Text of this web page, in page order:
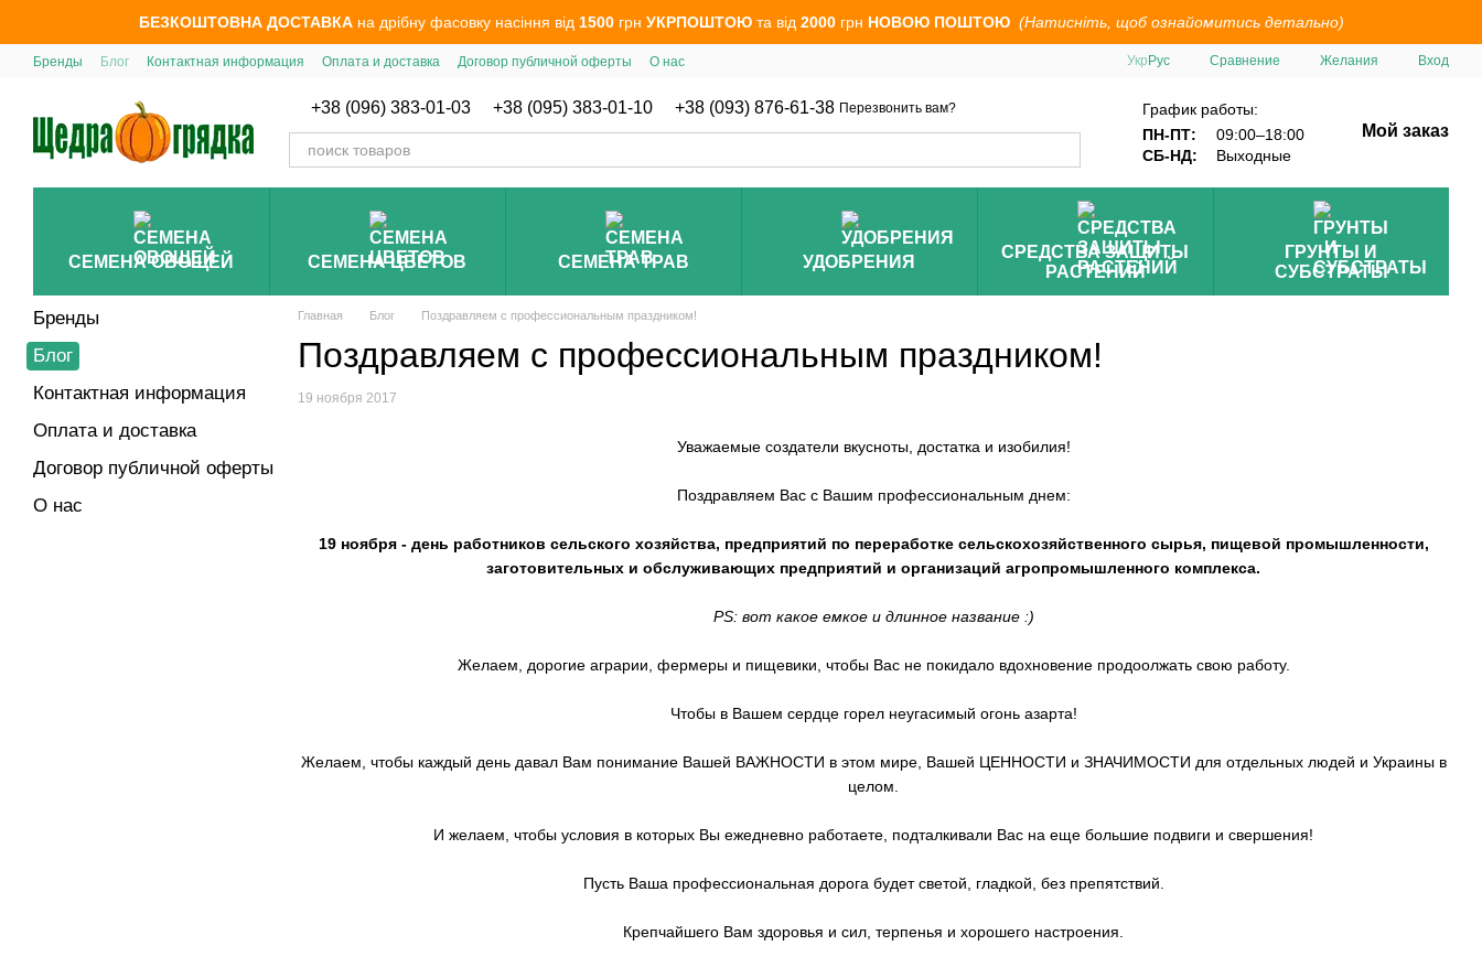
Перейти к основному контентуБЕЗКОШТОВНА ДОСТАВКА на дрібну фасовку насіння від 1500грн УКРПОШТОЮта від 2000грн НОВОЮ ПОШТОЮ (Натисніть, щоб ознайомитись детально)
Бренды Блог Контактная информация Оплата и доставка Договор публичной оферты О нас Укр Рус Сравнение Желания Вход
+38 (096) 383-01-03 +38 (095) 383-01-10 +38 (093) 876-61-38 Перезвонить вам?
График работы:
ПН-ПТ:
09:00–18:00
СБ-НД:
Выходные
Мой заказ
СЕМЕНА ОВОЩЕЙ СЕМЕНА ЦВЕТОВ СЕМЕНА ТРАВ УДОБРЕНИЯ
СРЕДСТВА ЗАЩИТЫ
РАСТЕНИЙ
ГРУНТЫ И
СУБСТРАТЫ
Главная Блог Поздравляем с профессиональным праздником!
Поздравляем с профессиональным праздником!
19 ноября 2017
Уважаемые создатели вкусноты, достатка и изобилия!
Поздравляем Вас с Вашим профессиональным днем:
19 ноября - день работников сельского хозяйства, предприятий по переработке сельскохозяйственного сырья, пищевой промышленности,
заготовительных и обслуживающих предприятий и организаций агропромышленного комплекса.
PS: вот какое емкое и длинное название :)
Желаем, дорогие аграрии, фермеры и пищевики, чтобы Вас не покидало вдохновение продоолжать свою работу.
Чтобы в Вашем сердце горел неугасимый огонь азарта!
Желаем, чтобы каждый день давал Вам понимание Вашей ВАЖНОСТИ в этом мире, Вашей ЦЕННОСТИ и ЗНАЧИМОСТИ для отдельных людей и Украины в
целом.
И желаем, чтобы условия в которых Вы ежедневно работаете, подталкивали Вас на еще большие подвиги и свершения!
Пусть Ваша профессиональная дорога будет светой, гладкой, без препятствий.
Крепчайшего Вам здоровья и сил, терпенья и хорошего настроения.
Бренды
Блог
Контактная информация
Оплата и доставка
Договор публичной оферты
О нас